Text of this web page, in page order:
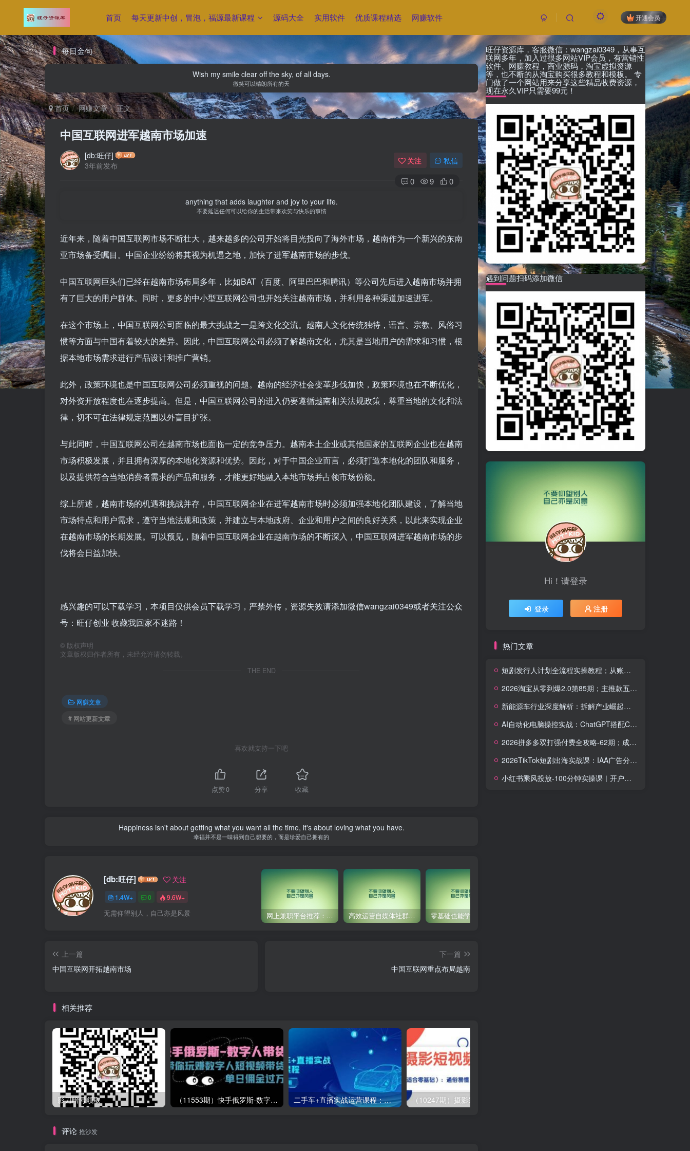
首页 每天更新中创，冒泡，福源最新课程 源码大全 实用软件 优质课程精选 网赚软件 开通会员
每日金句
Wish my smile clear off the sky, of all days.
微笑可以晴朗所有的天
首页 网赚文章 正文
中国互联网进军越南市场加速
[db:旺仔]
3年前发布
关注 私信
0 9 0
anything that adds laughter and joy to your life.
不要延迟任何可以给你的生活带来欢笑与快乐的事情
近年来，随着中国互联网市场不断壮大，越来越多的公司开始将目光投向了海外市场，越南作为一个新兴的东南
亚市场备受瞩目。中国企业纷纷将其视为机遇之地，加快了进军越南市场的步伐。
中国互联网巨头们已经在越南市场布局多年，比如BAT（百度、阿里巴巴和腾讯）等公司先后进入越南市场并拥
有了巨大的用户群体。同时，更多的中小型互联网公司也开始关注越南市场，并利用各种渠道加速进军。
在这个市场上，中国互联网公司面临的最大挑战之一是跨文化交流。越南人文化传统独特，语言、宗教、风俗习
惯等方面与中国有着较大的差异。因此，中国互联网公司必须了解越南文化，尤其是当地用户的需求和习惯，根
据本地市场需求进行产品设计和推广营销。
此外，政策环境也是中国互联网公司必须重视的问题。越南的经济社会变革步伐加快，政策环境也在不断优化，
对外资开放程度也在逐步提高。但是，中国互联网公司的进入仍要遵循越南相关法规政策，尊重当地的文化和法
律，切不可在法律规定范围以外盲目扩张。
与此同时，中国互联网公司在越南市场也面临一定的竞争压力。越南本土企业或其他国家的互联网企业也在越南
市场积极发展，并且拥有深厚的本地化资源和优势。因此，对于中国企业而言，必须打造本地化的团队和服务，
以及提供符合当地消费者需求的产品和服务，才能更好地融入本地市场并占领市场份额。
综上所述，越南市场的机遇和挑战并存，中国互联网企业在进军越南市场时必须加强本地化团队建设，了解当地
市场特点和用户需求，遵守当地法规和政策，并建立与本地政府、企业和用户之间的良好关系，以此来实现企业
在越南市场的长期发展。可以预见，随着中国互联网企业在越南市场的不断深入，中国互联网进军越南市场的步
伐将会日益加快。
感兴趣的可以下载学习，本项目仅供会员下载学习，严禁外传，资源失效请添加微信wangzai0349或者关注公众
号：旺仔创业 收藏我回家不迷路！
© 版权声明
文章版权归作者所有，未经允许请勿转载。
THE END
网赚文章
# 网站更新文章
喜欢就支持一下吧
点赞0 分享 收藏
Happiness isn't about getting what you want all the time, it's about loving what you have.
幸福并不是一味得到自己想要的，而是珍爱自己拥有的
[db:旺仔] 关注
1.4W+ 0 9.6W+
无需仰望别人，自己亦是风景 网上兼职平台推荐：国外网赚任务！ 高效运营自媒体社群，让内容更有价值！
上一篇
中国互联网开拓越南市场
下一篇
中国互联网重点布局越南
相关推荐
影刀暗号领取 （11553期）快手俄罗斯-数字人带货，带你玩赚数字人短视频带货，单日佣金过万 二手车+直播实战运营课程：直播推荐/短视频推荐/千川投放/直播全流程
评论 抢沙发
旺仔资源库，客服微信：wangzai0349，从事互
联网多年，加入过很多网站VIP会员，有营销性
软件、网赚教程，商业源码，淘宝虚拟资源
等，也不断的从淘宝购买很多教程和模板。 专
门做了一个网站用来分享这些精品收费资源，
现在永久VIP只需要99元！
遇到问题扫码添加微信
Hi！请登录
登录 注册
热门文章
短剧发行人计划全流程实操教程；从账号定位到选剧剪辑再到发布技巧，零基础也能快速上手出单
2026淘宝从零到爆2.0第85期；主推款五项高权重初始设置，改销量评晒秒单快速破零积累基础权重
新能源车行业深度解析：拆解产业崛起根源，剖析行业内卷与海外贸易争端现状
AI自动化电脑操控实战：ChatGPT搭配Codex，一键指令远程自动操控电脑完成工作
2026拼多多双打强付费全攻略-62期；成本推广加托管双剑合璧，系统讲解7种付费玩法优劣势与选择策略
2026TikTok短剧出海实战课：IAA广告分账×IAP付费变现×账号搭建×平台规则×双轨爆发×回款全流程
小红书乘风投放-100分钟实操课｜开户返点·标准投搭建·莱卡定向，新店建模撬动笔记自然流量全套教学